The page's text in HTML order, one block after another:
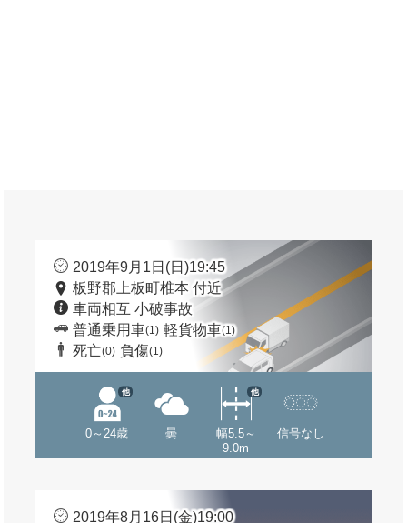
2019年9月1日(日)19:45
板野郡上板町椎本 付近
車両相互 小破事故
普通乗用車(1) 軽貨物車(1)
死亡(0) 負傷(1)
0～24歳
他
曇
幅5.5～
9.0m
他
信号なし
2019年8月16日(金)19:00